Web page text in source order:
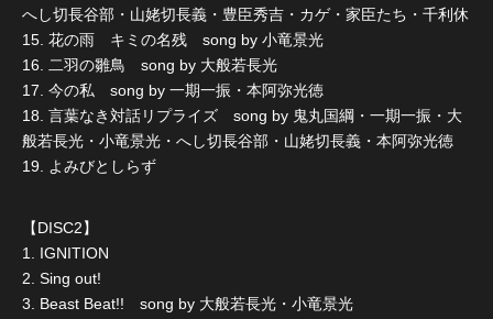
へし切長谷部・山姥切長義・豊臣秀吉・カゲ・家臣たち・千利休
15. 花の雨 キミの名残 song by 小竜景光
16. 二羽の雛鳥 song by 大般若長光
17. 今の私 song by 一期一振・本阿弥光徳
18. 言葉なき対話リプライズ song by 鬼丸国綱・一期一振・大
般若長光・小竜景光・へし切長谷部・山姥切長義・本阿弥光徳
19. よみびとしらず
【DISC2】
1. IGNITION
2. Sing out!
3. Beast Beat!! song by 大般若長光・小竜景光